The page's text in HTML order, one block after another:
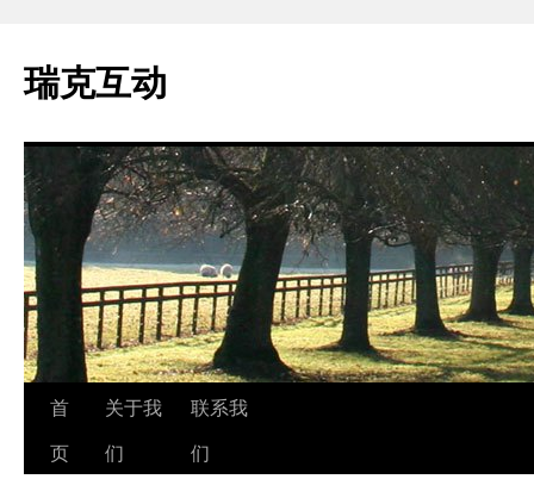
瑞克互动
跳
至
首
页
关于我
们
联系我
们